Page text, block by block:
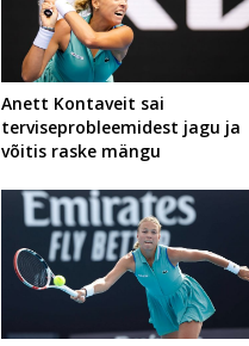
Anett Kontaveit sai
terviseprobleemidest jagu ja
võitis raske mängu